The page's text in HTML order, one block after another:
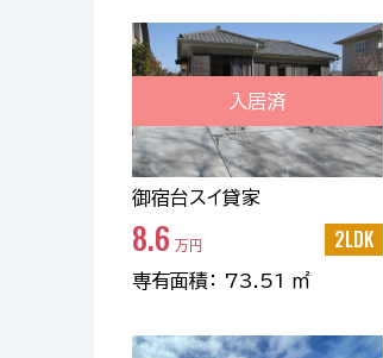
入居済
御宿台スイ貸家
8.6 万円 2LDK
専有面積： 73.51 ㎡